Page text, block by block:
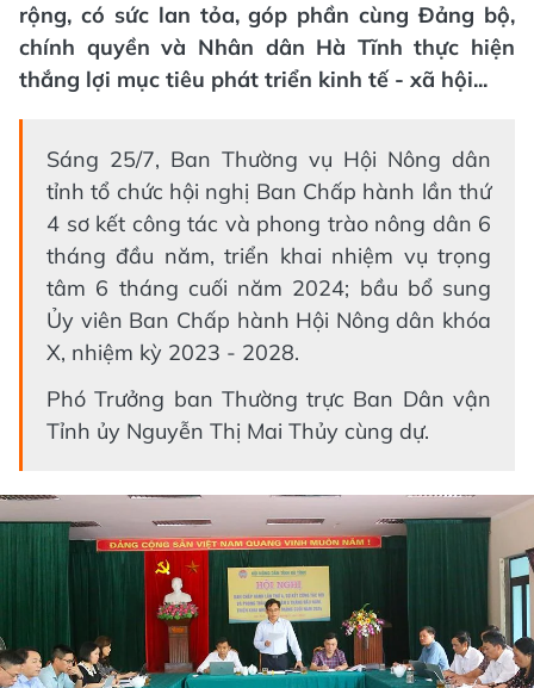
rộng, có sức lan tỏa, góp phần cùng Đảng bộ,
chính quyền và Nhân dân Hà Tĩnh thực hiện
thắng lợi mục tiêu phát triển kinh tế - xã hội...
Sáng 25/7, Ban Thường vụ Hội Nông dân
tỉnh tổ chức hội nghị Ban Chấp hành lần thứ
4 sơ kết công tác và phong trào nông dân 6
tháng đầu năm, triển khai nhiệm vụ trọng
tâm 6 tháng cuối năm 2024; bầu bổ sung
Ủy viên Ban Chấp hành Hội Nông dân khóa
X, nhiệm kỳ 2023 - 2028.
Phó Trưởng ban Thường trực Ban Dân vận
Tỉnh ủy Nguyễn Thị Mai Thủy cùng dự.